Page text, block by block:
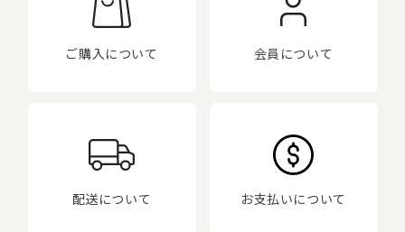
ご購入について 会員について
配送について お支払いについて